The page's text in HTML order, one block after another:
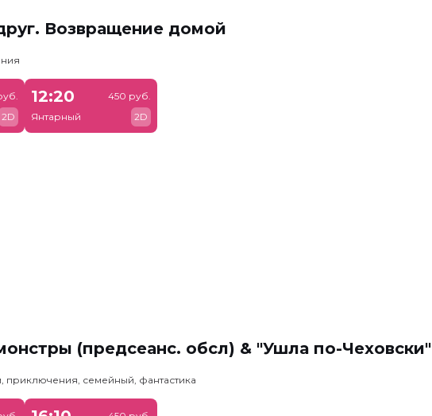
Возвращение домой
2D
12:20
Янтарный
450 руб.
2D
(предсеанс. обсл) & "Ушла по-Чеховски"
приключения, семейный, фантастика